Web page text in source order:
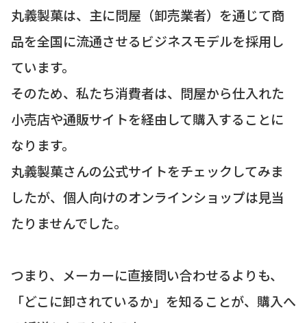
丸義製菓は、主に問屋（卸売業者）を通じて商
品を全国に流通させるビジネスモデルを採用し
ています。
そのため、私たち消費者は、問屋から仕入れた
小売店や通販サイトを経由して購入することに
なります。
丸義製菓さんの公式サイトをチェックしてみま
したが、個人向けのオンラインショップは見当
たりませんでした。
つまり、メーカーに直接問い合わせるよりも、
「どこに卸されているか」を知ることが、購入へ